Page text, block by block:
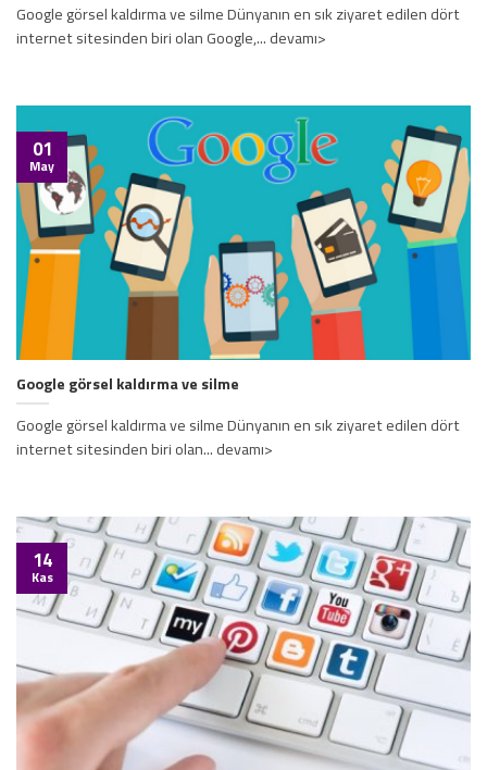
Google görsel kaldırma ve silme Dünyanın en sık ziyaret edilen dört
internet sitesinden biri olan Google,... devamı>
Google görsel kaldırma ve silme
Google görsel kaldırma ve silme Dünyanın en sık ziyaret edilen dört
internet sitesinden biri olan... devamı>
01
May
14
Kas